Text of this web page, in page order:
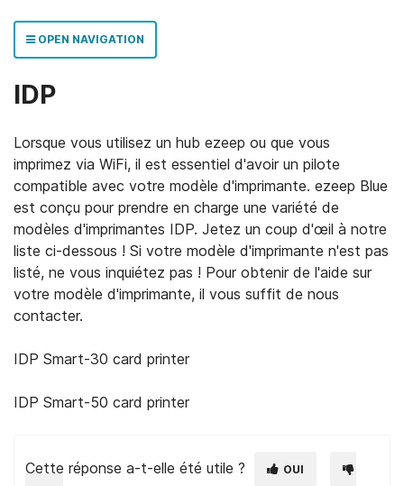
OPEN NAVIGATION
IDP
Lorsque vous utilisez un hub ezeep ou que vous
imprimez via WiFi, il est essentiel d'avoir un pilote
compatible avec votre modèle d'imprimante. ezeep Blue
est conçu pour prendre en charge une variété de
modèles d'imprimantes IDP. Jetez un coup d'œil à notre
liste ci-dessous ! Si votre modèle d'imprimante n'est pas
listé, ne vous inquiétez pas ! Pour obtenir de l'aide sur
votre modèle d'imprimante, il vous suffit de nous
contacter.
IDP Smart-30 card printer
IDP Smart-50 card printer
Cette réponse a-t-elle été utile ?
OUI